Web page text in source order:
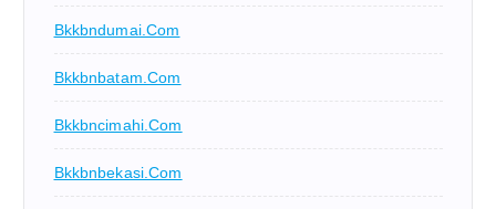
Bkkbndumai.com
Bkkbnbatam.com
Bkkbncimahi.com
Bkkbnbekasi.com